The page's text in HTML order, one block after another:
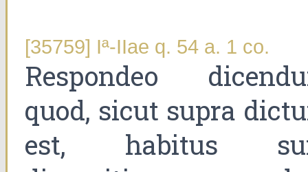
[35759] Iª-IIae q. 54 a. 1 co.
Respondeo
quod, sicut supra
est, habitus